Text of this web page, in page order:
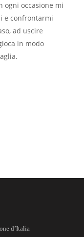
ogni occasione mi
e confrontarmi
ad uscire
in modo
d’Italia